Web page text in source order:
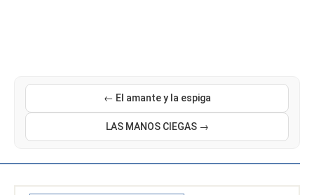
← El amante y la espiga
LAS MANOS CIEGAS →